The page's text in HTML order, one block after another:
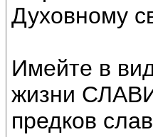
Духовному
Имейте в
жизни
предков